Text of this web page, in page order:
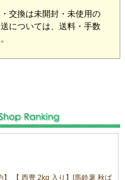
交換は未開封・未使用の
については、送料・手数